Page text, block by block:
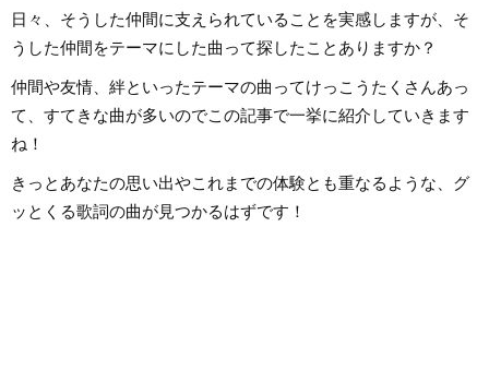
日々、そうした仲間に支えられていることを実感しますが、そ
うした仲間をテーマにした曲って探したことありますか？
仲間や友情、絆といったテーマの曲ってけっこうたくさんあっ
て、すてきな曲が多いのでこの記事で一挙に紹介していきます
ね！
きっとあなたの思い出やこれまでの体験とも重なるような、グ
ッとくる歌詞の曲が見つかるはずです！